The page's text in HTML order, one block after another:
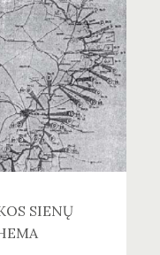
SIENŲ